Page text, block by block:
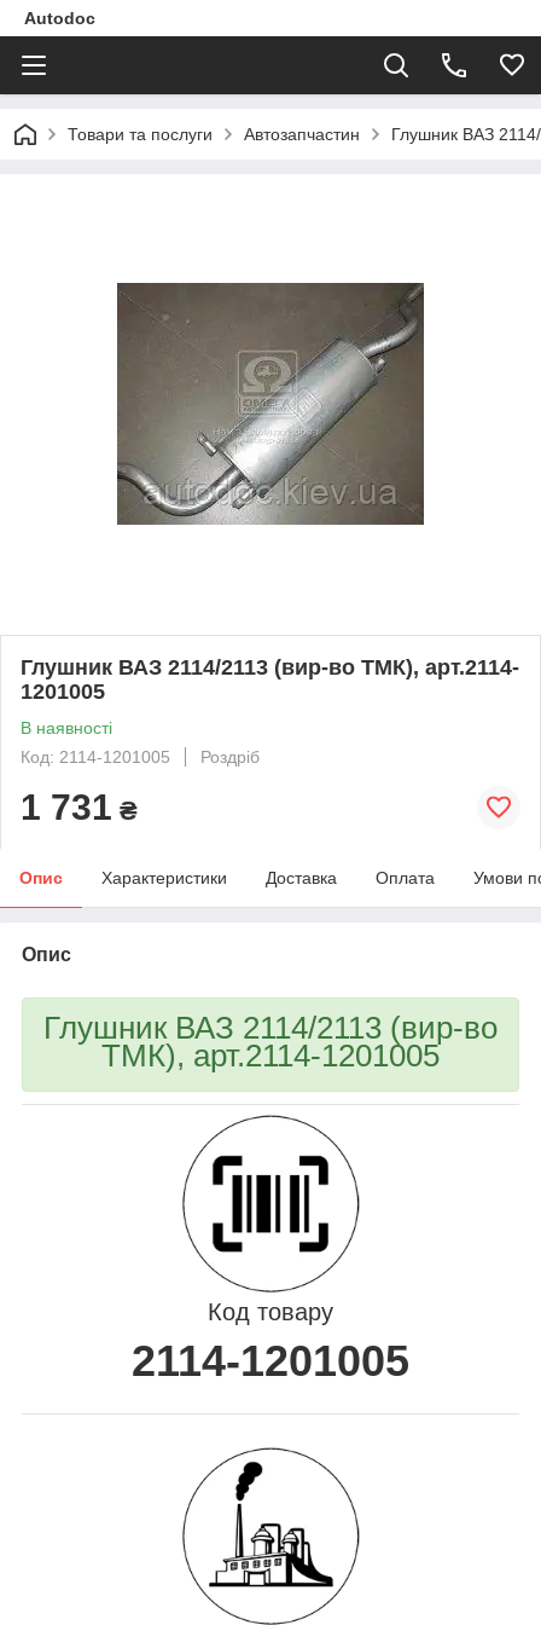
Autodoc
Товари та послуги Автозапчастин Глушник ВАЗ
Глушник ВАЗ 2114/2113 (вир-во ТМК), арт.2114-
1201005
В наявності
Код: 2114-1201005
Роздріб
1 731 ₴
Опис Характеристики Доставка Оплата Умови
Опис
Глушник ВАЗ 2114/2113 (вир-во
ТМК), арт.2114-1201005
Код товару
2114-1201005